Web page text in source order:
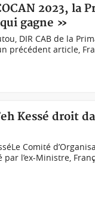
2023, la
gagne »
DIR CAB de la
précédent article,
Kessé droit
Comité
par l’ex-Ministre,